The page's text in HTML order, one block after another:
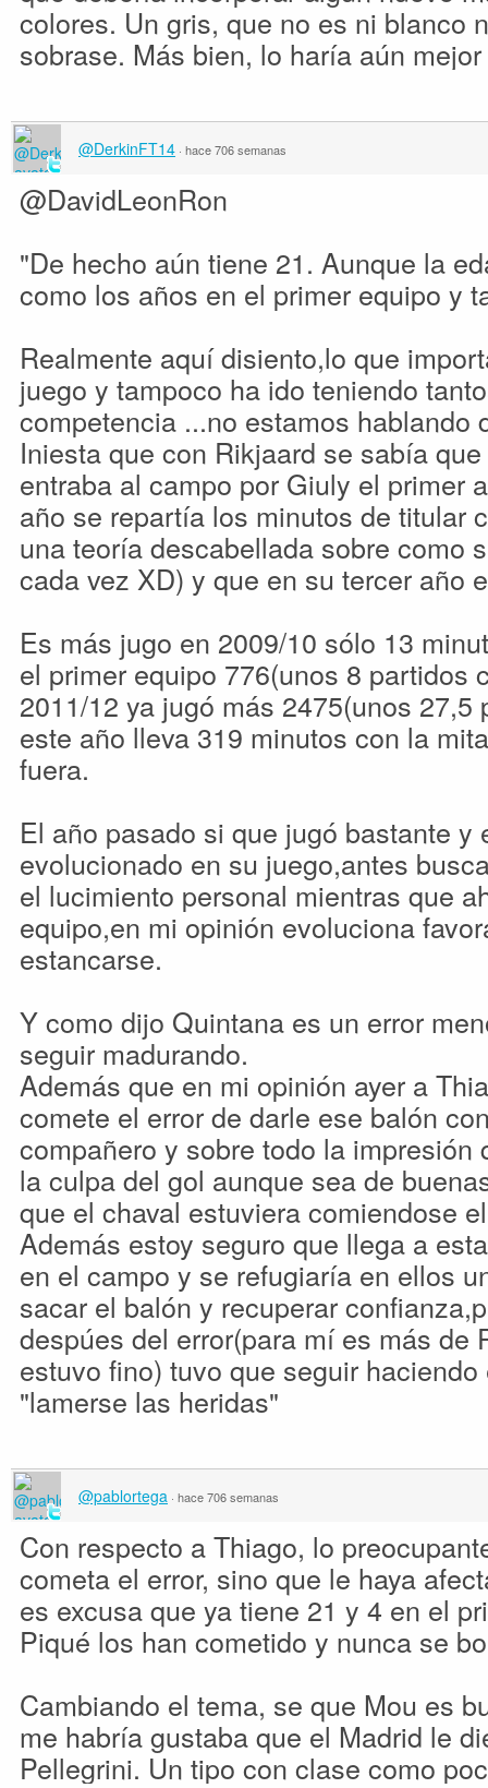
colores. Un gris, que no es ni blanco
sobrase. Más bien, lo haría aún
@DerkinFT14 · hace 706 semanas
@DavidLeonRon
"De hecho aún tiene 21. Aunque la
como los años en el primer equipo y
Realmente aquí disiento,lo que
juego y tampoco ha ido teniendo
competencia ...no estamos hablando
Iniesta que con Rikjaard se sabía
entraba al campo por Giuly el primer
año se repartía los minutos de titular
una teoría descabellada sobre como
cada vez XD) y que en su tercer año
Es más jugo en 2009/10 sólo 13
el primer equipo 776(unos 8 partidos
2011/12 ya jugó más 2475(unos
este año lleva 319 minutos con la
fuera.
El año pasado si que jugó bastante y
evolucionado en su juego,antes
el lucimiento personal mientras que
equipo,en mi opinión evoluciona
estancarse.
Y como dijo Quintana es un error
seguir madurando.
Además que en mi opinión ayer a
comete el error de darle ese balón
compañero y sobre todo la impresión
la culpa del gol aunque sea de
que el chaval estuviera comiendose
Además estoy seguro que llega a
en el campo y se refugiaría en ellos
sacar el balón y recuperar
despúes del error(para mí es más de
estuvo fino) tuvo que seguir
"lamerse las heridas"
@pablortega · hace 706 semanas
Con respecto a Thiago, lo
cometa el error, sino que le haya
es excusa que ya tiene 21 y 4 en el
Piqué los han cometido y nunca se
Cambiando el tema, se que Mou es
me habría gustaba que el Madrid le
Pellegrini. Un tipo con clase como